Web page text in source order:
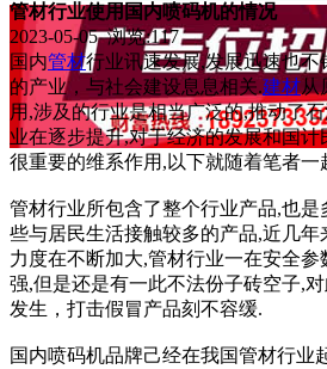
管材行业使用国内喷码机的情况
2023-05-05 浏览:117
国内管材行业讯速发展,发展迅速也
的产业，与社会建设息息相关.建材从
用,涉及的行业是相当广泛的,推动了
业在逐步提升,对于经济的发展和国计
很重要的维系作用,以下就随着笔者一
管材行业所包含了整个行业产品,也是
些与居民生活接触较多的产品,近几年
力度在不断加大,管材行业一在安全
强,但是还是有一此不法份子砖空子,
发生，打击假冒产品刻不容缓.
国内喷码机品牌己经在我国管材行业